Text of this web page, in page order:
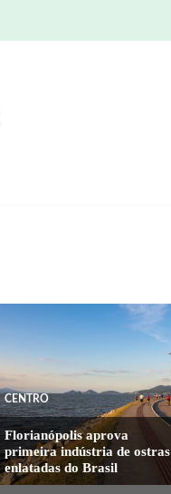
CENTRO
Florianópolis aprova
primeira indústria de ostras
enlatadas do Brasil